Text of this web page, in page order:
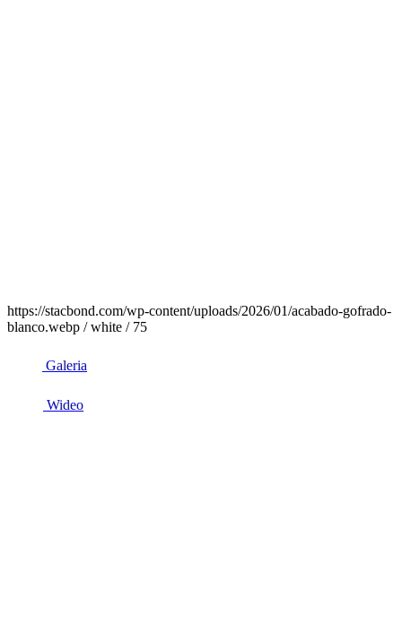
https://stacbond.com/wp-content/uploads/2026/01/acabado-gofrado-
blanco.webp / white / 75
Galeria
Wideo